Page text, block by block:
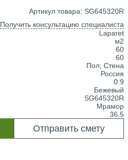
Laparet
м2
60
60
Пол; Стена
Россия
0.9
Бежевый
SG645320R
Мрамор
36.5
Артикул товара: SG645320R
Отправить смету
Получить консультацию специалиста